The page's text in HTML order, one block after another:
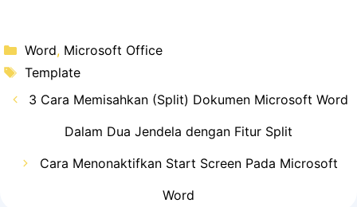
Kategori
Word, Microsoft Office
Tag
Template
3 Cara Memisahkan (Split) Dokumen Microsoft Word
Dalam Dua Jendela dengan Fitur Split
Cara Menonaktifkan Start Screen Pada Microsoft
Word